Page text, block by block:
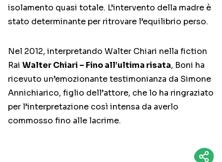
isolamento quasi totale. L’intervento della madre è
stato determinante per ritrovare l’equilibrio perso.
Nel 2012, interpretando Walter Chiari nella fiction
Rai Walter Chiari – Fino all’ultima risata, Boni ha
ricevuto un’emozionante testimonianza da Simone
Annichiarico, figlio dell’attore, che lo ha ringraziato
per l’interpretazione così intensa da averlo
commosso fino alle lacrime.